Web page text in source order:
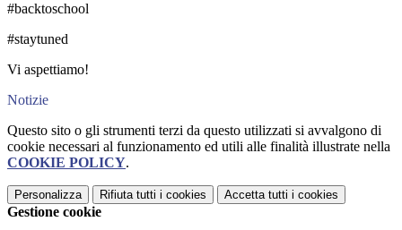
#backtoschool
#staytuned
Vi aspettiamo!
Notizie
Questo sito o gli strumenti terzi da questo utilizzati si avvalgono di
cookie necessari al funzionamento ed utili alle finalità illustrate nella
COOKIE POLICY.
Personalizza Rifiuta tutti i cookies Accetta tutti i cookies
Gestione cookie